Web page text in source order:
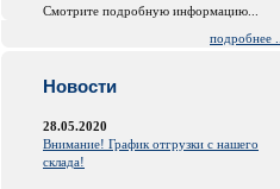
Смотрите подробную информацию...
подробнее ...
Новости
28.05.2020
Внимание! График отгрузки с нашего
склада!